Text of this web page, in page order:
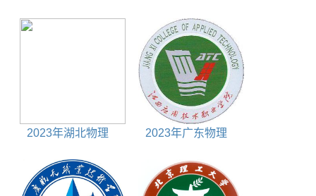
2023年湖北物理
2023年广东物理